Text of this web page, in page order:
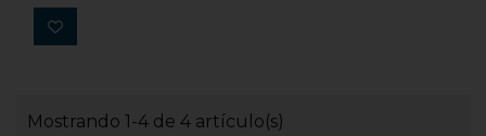
Mostrando 1-4 de 4 artículo(s)